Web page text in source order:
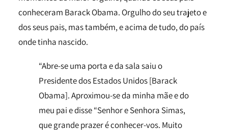
conheceram Barack Obama. Orgulho do seu trajeto e
dos seus pais, mas também, e acima de tudo, do país
onde tinha nascido.
“Abre-se uma porta e da sala saiu o
Presidente dos Estados Unidos [Barack
Obama]. Aproximou-se da minha mãe e do
meu pai e disse “Senhor e Senhora Simas,
que grande prazer é conhecer-vos. Muito